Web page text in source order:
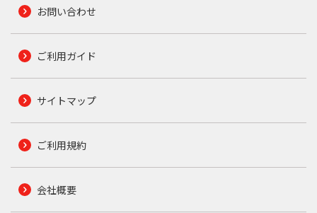
お問い合わせ
ご利用ガイド
サイトマップ
ご利用規約
会社概要